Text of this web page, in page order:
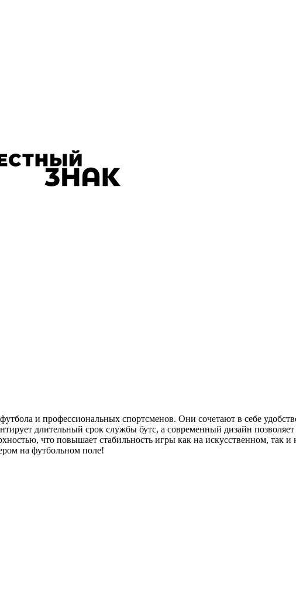
и профессиональных спортсменов. Они сочетают в себе
длительный срок службы бутс, а современный дизайн
что повышает стабильность игры как на искусственном, так
на футбольном поле!